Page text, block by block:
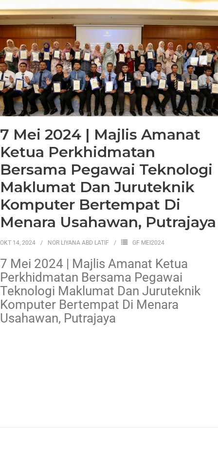
7 Mei 2024 | Majlis Amanat
Ketua Perkhidmatan
Bersama Pegawai Teknologi
Maklumat Dan Juruteknik
Komputer Bertempat Di
Menara Usahawan, Putrajaya
OKT 14, 2024 NOR LIYANA ABD LATIF GF MEI2024
7 Mei 2024 | Majlis Amanat Ketua
Perkhidmatan Bersama Pegawai
Teknologi Maklumat Dan Juruteknik
Komputer Bertempat Di Menara
Usahawan, Putrajaya